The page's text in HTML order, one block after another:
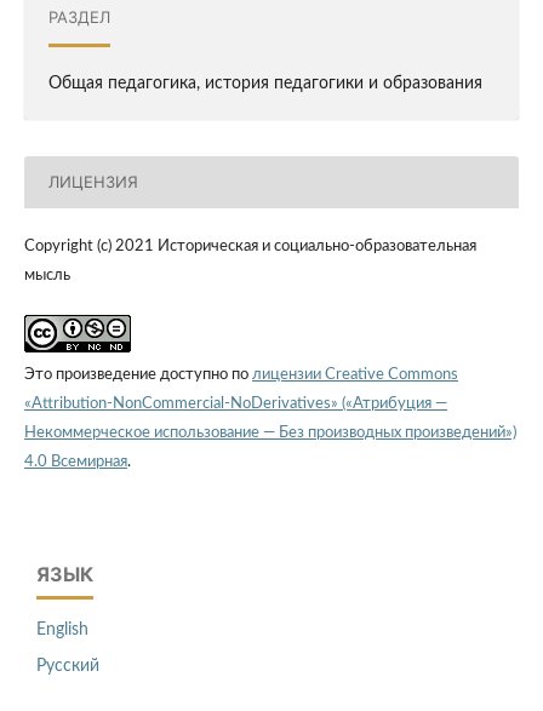
РАЗДЕЛ
Общая педагогика, история педагогики и образования
ЛИЦЕНЗИЯ
Copyright (c) 2021 Историческая и социально-образовательная
мысль
Это произведение доступно по лицензии Creative Commons
«Attribution-NonCommercial-NoDerivatives» («Атрибуция —
Некоммерческое использование — Без производных произведений»)
4.0 Всемирная.
ЯЗЫК
English
Русский